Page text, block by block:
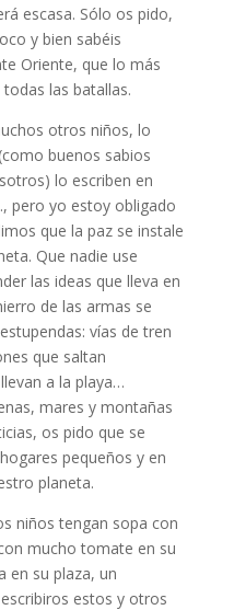
escasa. Sólo os pido,
y bien sabéis
Oriente, que lo más
las batallas.
otros niños, lo
buenos sabios
lo escriben en
pero yo estoy obligado
que la paz se instale
Que nadie use
las ideas que lleva en
de las armas se
vías de tren
que saltan
a la playa…
mares y montañas
os pido que se
pequeños y en
planeta.
niños tengan sopa con
mucho tomate en su
en su plaza, un
estos y otros